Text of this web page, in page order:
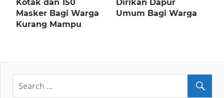
Kotak dan 150
Masker Bagi Warga
Kurang Mampu
Dirikan Dapur
Umum Bagi Warga